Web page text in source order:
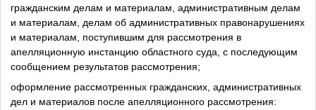
гражданским делам и материалам, административным делам
и материалам, делам об административных правонарушениях
и материалам, поступившим для рассмотрения в
апелляционную инстанцию областного суда, с последующим
сообщением результатов рассмотрения;
оформление рассмотренных гражданских, административных
дел и материалов после апелляционного рассмотрения: